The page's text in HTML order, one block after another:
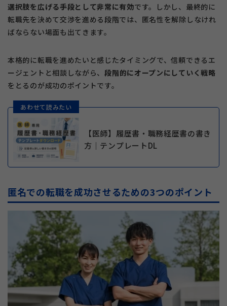
選択肢を広げる手段として非常に有効です。しかし、最終的に
転職先を決めて交渉を進める段階では、匿名性を解除しなけれ
ばならない場面も出てきます。
本格的に転職を進めたいと感じたタイミングで、信頼できるエ
ージェントと相談しながら、段階的にオープンにしていく戦略
をとるのが成功のポイントです。
あわせて読みたい
【医師】履歴書・職務経歴書の書き
方｜テンプレートDL
匿名での転職を成功させるための3つのポイント